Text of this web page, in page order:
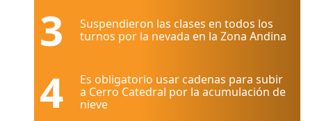
3
Suspendieron las clases en todos los
turnos por la nevada en la Zona Andina
4
Es obligatorio usar cadenas para subir
a Cerro Catedral por la acumulación de
nieve